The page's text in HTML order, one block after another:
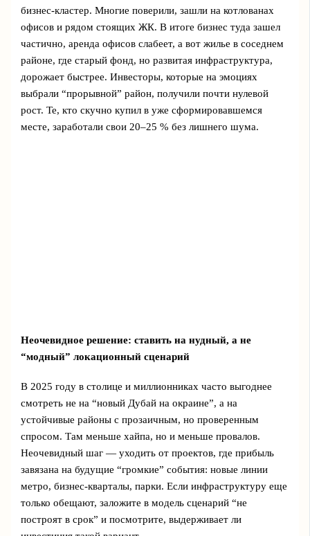
бизнес-кластер. Многие поверили, зашли на котлованах
офисов и рядом стоящих ЖК. В итоге бизнес туда зашел
частично, аренда офисов слабеет, а вот жилье в соседнем
районе, где старый фонд, но развитая инфраструктура,
дорожает быстрее. Инвесторы, которые на эмоциях
выбрали “прорывной” район, получили почти нулевой
рост. Те, кто скучно купил в уже сформировавшемся
месте, заработали свои 20–25 % без лишнего шума.
Неочевидное решение: ставить на нудный, а не
“модный” локационный сценарий
В 2025 году в столице и миллионниках часто выгоднее
смотреть не на “новый Дубай на окраине”, а на
устойчивые районы с прозаичным, но проверенным
спросом. Там меньше хайпа, но и меньше провалов.
Неочевидный шаг — уходить от проектов, где прибыль
завязана на будущие “громкие” события: новые линии
метро, бизнес-кварталы, парки. Если инфраструктуру еще
только обещают, заложите в модель сценарий “не
построят в срок” и посмотрите, выдерживает ли